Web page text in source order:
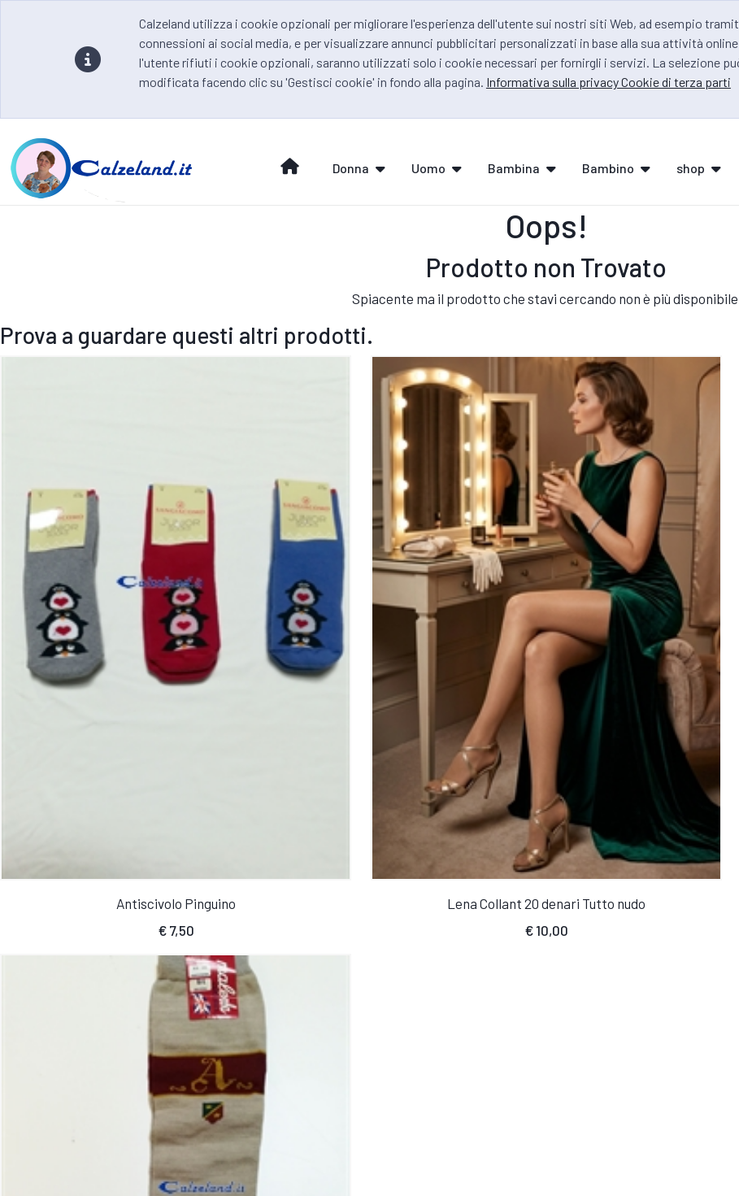
Calzeland utilizza i cookie opzionali per migliorare l'esperienza dell'utente sui nostri siti Web, ad esempio
connessioni ai social media, e per visualizzare annunci pubblicitari personalizzati in base alla sua attività
l'utente rifiuti i cookie opzionali, saranno utilizzati solo i cookie necessari per fornirgli i servizi. La selezione
modificata facendo clic su 'Gestisci cookie' in fondo alla pagina. Informativa sulla privacy Cookie di terza parti
Donna Uomo Bambina Bambino shop
Oops!
Prodotto non Trovato
Spiacente ma il prodotto che stavi cercando non è più
Prova a guardare questi altri prodotti.
Antiscivolo Pinguino
€7,50
Lena Collant 20 denari Tutto nudo
€10,00